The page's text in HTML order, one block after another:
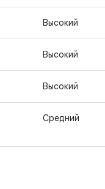
Высокий
Высокий
Высокий
Средний